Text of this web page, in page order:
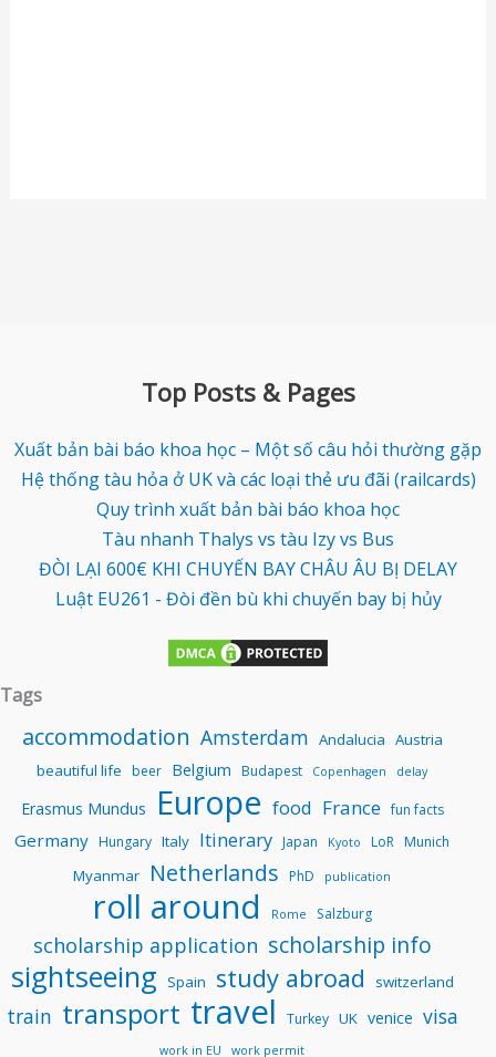
Top Posts & Pages
Xuất bản bài báo khoa học – Một số câu hỏi thường gặp
Hệ thống tàu hỏa ở UK và các loại thẻ ưu đãi (railcards)
Quy trình xuất bản bài báo khoa học
Tàu nhanh Thalys vs tàu Izy vs Bus
ĐÒI LẠI 600€ KHI CHUYẾN BAY CHÂU ÂU BỊ DELAY
Luật EU261 - Đòi đền bù khi chuyến bay bị hủy
Tags
accommodation Amsterdam Andalucia Austria
beautiful life beer Belgium Budapest Copenhagen delay
Erasmus Mundus Europe food France fun facts
Germany Hungary Italy Itinerary Japan Kyoto LoR Munich
Myanmar Netherlands PhD publication
roll around Rome Salzburg
scholarship application scholarship info
sightseeing Spain study abroad switzerland
train transport travel Turkey UK venice visa
work in EU work permit